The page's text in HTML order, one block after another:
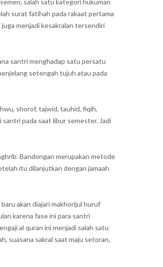
salah satu kategori hukuman
surat fatihah pada rakaat pertama
menjadi kesakralan tersendiri
santri menghadap satu persatu
setengah tujuh atau pada
shorof, tajwid, tauhid, fiqih,
santri pada saat libur semester. Jadi
Bandongan merupakan metode
itu dilanjutkan dengan jamaah
akan diajari makhorijul huruf
karena fase ini para santri
al quran ini menjadi salah satu
suasana sakral saat maju setoran,